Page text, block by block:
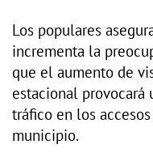
Los populares
incrementa la
que el aumento de
estacional
tráfico en los
municipio.